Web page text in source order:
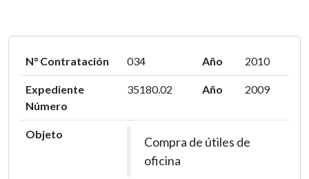
N° Contratación 034 Año 2010
Expediente
Número
35180.02 Año 2009
Objeto
Compra de útiles de
oficina